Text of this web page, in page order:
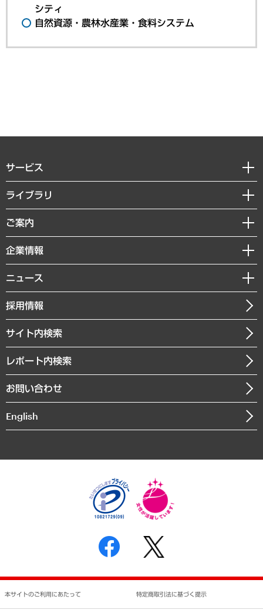
シティ
自然資源・農林水産業・食料システム
サービス
経営戦略
組織・人事戦略
デジタルイノベーション
共生・ダイバーシティ
GRC（ガバナンス・リスク・コンプライアンス）・防災（政策）
経済・産業・雇用・労働
まちづくり・観光・交通・スポーツ・スマートシティ
自然資源・農林水産業・食料システム
ライブラリ
経済調査
レポート
コラム
経営用語集
受託・受注実績（官公庁関連）
メディア掲載・出演
ご案内
セミナー・イベント情報
MUFGビジネスセミナー
受託案件情報
企業情報
私たちの想い
社長メッセージ
会社概要
沿革
組織図・本部部室紹介
インドネシア現地法人
個人情報保護方針
反社会的勢力に対する基本方針
書面による個人情報の開示等の請求の手続きについて
ニュース
ニュースリリース
お知らせ
採用情報
サイト内検索
レポート内検索
お問い合わせ
English
本サイトのご利用にあたって 特定商取引法に基づく提示